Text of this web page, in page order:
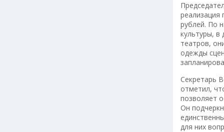
реализация
рублей. По
культуры, в
театров,
одежды
Секретарь
отметил,
позволяет
Он
для них